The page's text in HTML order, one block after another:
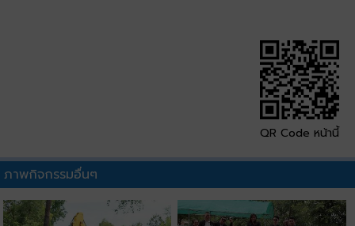
QR Code หน้านี้
ภาพกิจกรรมอื่นๆ